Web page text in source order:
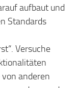
aufbaut und
Standards
Versuche
anderen